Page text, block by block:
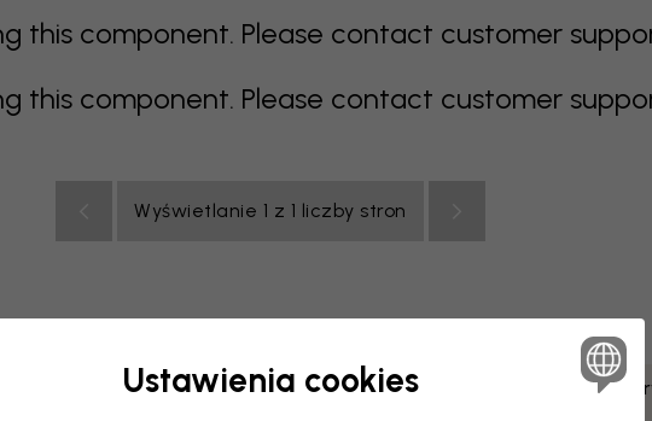
this component. Please contact customer
this component. Please contact customer
Wyświetlanie 1 z 1 liczby stron
kolorowy pomarańczowy różowy fioletowy
Ustawienia cookies